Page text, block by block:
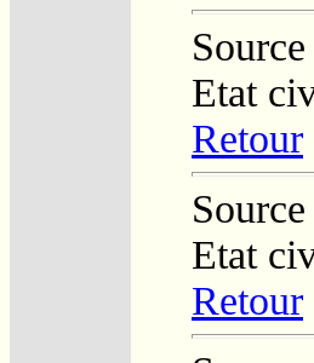
Etat
Retour
Etat
Retour